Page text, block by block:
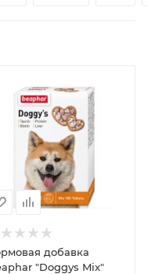
добавка
"Doggys Mix"